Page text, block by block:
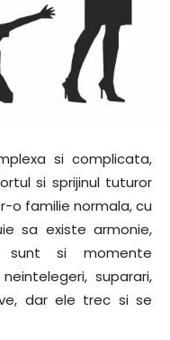
si complicata,
si sprijinul tuturor
o familie normala, cu
sa existe armonie,
sunt si momente
suparari,
dar ele trec si se